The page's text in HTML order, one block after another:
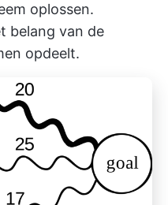
oplossen.
belang van de
opdeelt.